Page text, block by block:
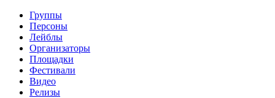
Группы
Персоны
Лейблы
Организаторы
Площадки
Фестивали
Видео
Релизы